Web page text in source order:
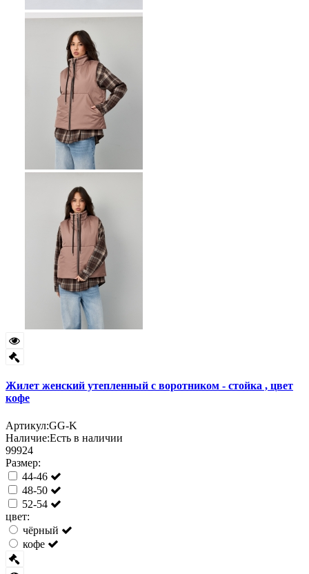
Жилет женский утепленный с воротником - стойка , цвет
кофе
Артикул:GG-K
Наличие:Есть в наличии
99924
Размер:
44-46
48-50
52-54
цвет:
чёрный
кофе